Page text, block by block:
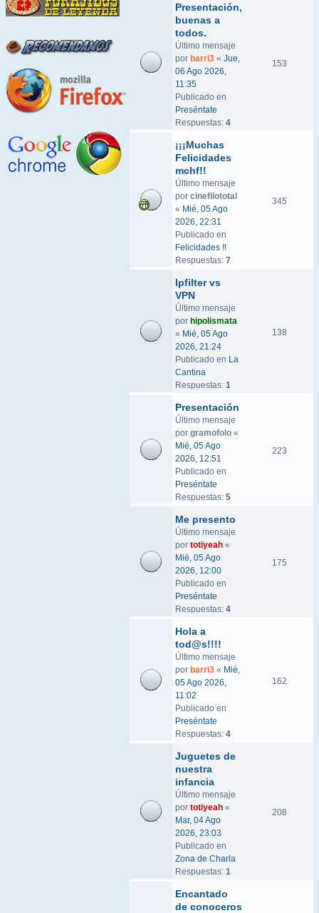
Presentación,
buenas a
todos.
Último mensaje
por barri3 « Jue,
06 Ago 2026,
11:35
Publicado en
Preséntate
Respuestas: 4
153
¡¡¡Muchas
Felicidades
mchf!!
Último mensaje
por cinefilototal
« Mié, 05 Ago
2026, 22:31
Publicado en
Felicidades !!
Respuestas: 7
345
Ipfilter vs
VPN
Último mensaje
por hipolismata
« Mié, 05 Ago
2026, 21:24
Publicado en La
Cantina
Respuestas: 1
138
Presentación
Último mensaje
por gramofolo «
Mié, 05 Ago
2026, 12:51
Publicado en
Preséntate
Respuestas: 5
223
Me presento
Último mensaje
por totiyeah «
Mié, 05 Ago
2026, 12:00
Publicado en
Preséntate
Respuestas: 4
175
Hola a
tod@s!!!!
Último mensaje
por barri3 « Mié,
05 Ago 2026,
11:02
Publicado en
Preséntate
Respuestas: 4
162
Juguetes de
nuestra
infancia
Último mensaje
por totiyeah «
Mar, 04 Ago
2026, 23:03
Publicado en
Zona de Charla
Respuestas: 1
208
Encantado
de conoceros